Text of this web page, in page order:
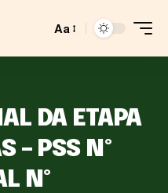
Aa
DA ETAPA
– PSS Nº
Nº